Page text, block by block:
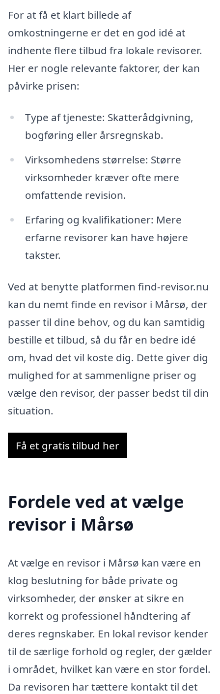
For at få et klart billede af
omkostningerne er det en god idé at
indhente flere tilbud fra lokale revisorer.
Her er nogle relevante faktorer, der kan
påvirke prisen:
Type af tjeneste: Skatterådgivning,
bogføring eller årsregnskab.
Virksomhedens størrelse: Større
virksomheder kræver ofte mere
omfattende revision.
Erfaring og kvalifikationer: Mere
erfarne revisorer kan have højere
takster.
Ved at benytte platformen find-revisor.nu
kan du nemt finde en revisor i Mårsø, der
passer til dine behov, og du kan samtidig
bestille et tilbud, så du får en bedre idé
om, hvad det vil koste dig. Dette giver dig
mulighed for at sammenligne priser og
vælge den revisor, der passer bedst til din
situation.
Få et gratis tilbud her
Fordele ved at vælge
revisor i Mårsø
At vælge en revisor i Mårsø kan være en
klog beslutning for både private og
virksomheder, der ønsker at sikre en
korrekt og professionel håndtering af
deres regnskaber. En lokal revisor kender
til de særlige forhold og regler, der gælder
i området, hvilket kan være en stor fordel.
Da revisoren har tættere kontakt til det